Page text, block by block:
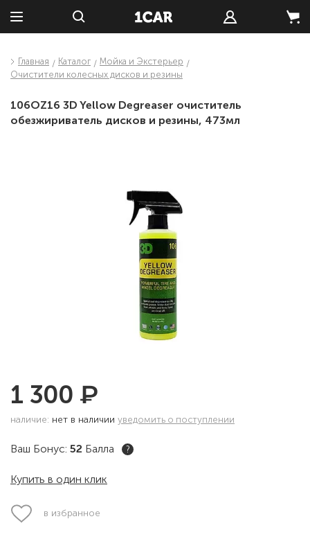
Главная Каталог
Мойка и Экстерьер
Очистители колесных дисков и резины
106OZ16 3D Yellow Degreaser очиститель
обезжириватель дисков и резины, 473мл
1 300 ₽
наличие: нет в наличии уведомить о поступлении
Ваш Бонус: 52 Балла ?
Купить в один клик
в избранное